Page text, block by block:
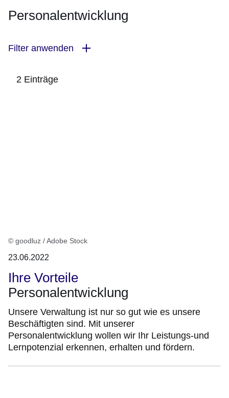
Personalentwicklung
Filter anwenden
2 Einträge
© goodluz / Adobe Stock
23.06.2022
Ihre Vorteile
Personalentwicklung
Unsere Verwaltung ist nur so gut wie es unsere
Beschäftigten sind. Mit unserer
Personalentwicklung wollen wir Ihr Leistungs-und
Lernpotenzial erkennen, erhalten und fördern.